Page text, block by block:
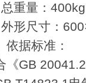
重量：400kg
形尺寸：
依据标准：
《GB